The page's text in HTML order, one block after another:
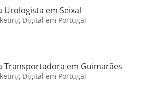
Urologista em Seixal
Digital em Portugal
Transportadora em Guimarães
Digital em Portugal